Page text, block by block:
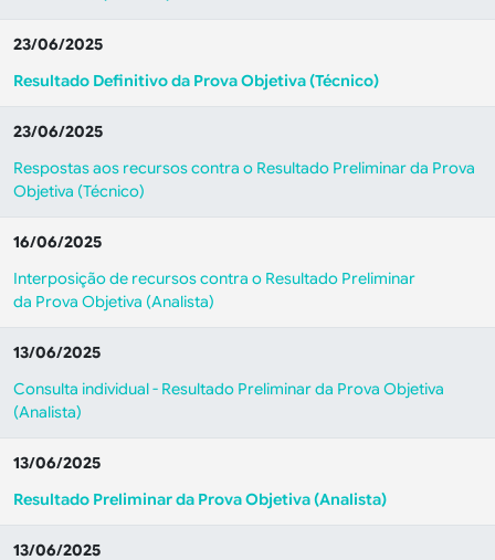
23/06/2025
Resultado Definitivo da Prova Objetiva (Técnico)
23/06/2025
Respostas aos recursos contra o Resultado Preliminar da Prova
Objetiva (Técnico)
16/06/2025
Interposição de recursos contra o Resultado Preliminar
da Prova Objetiva (Analista)
13/06/2025
Consulta individual - Resultado Preliminar da Prova Objetiva
(Analista)
13/06/2025
Resultado Preliminar da Prova Objetiva (Analista)
13/06/2025